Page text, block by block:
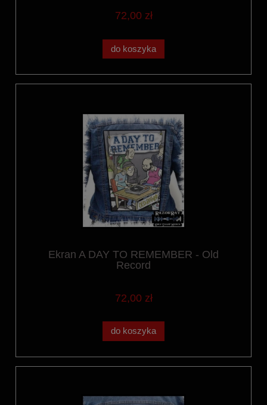
72,00 zł
do koszyka
Ekran A DAY TO REMEMBER - Old
Record
72,00 zł
do koszyka